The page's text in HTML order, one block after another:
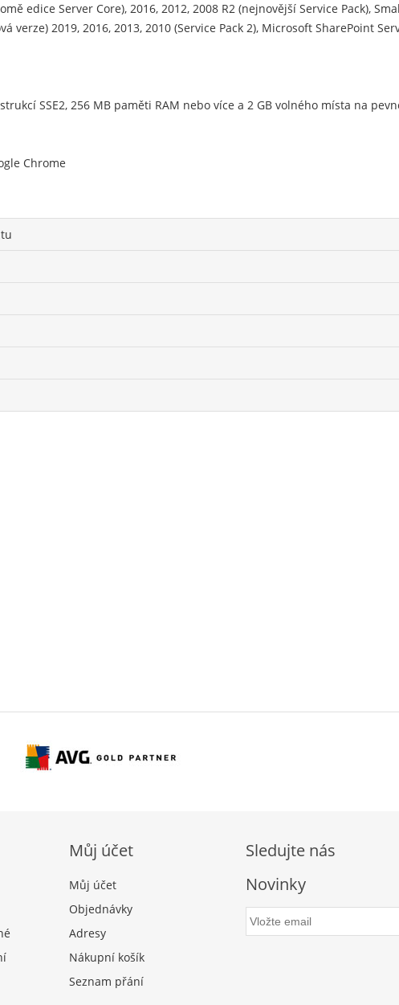
edice Server Core), 2016, 2012, 2008 R2 (nejnovější Service Pack),
verze) 2019, 2016, 2013, 2010 (Service Pack 2), Microsoft SharePoint
SSE2, 256 MB paměti RAM nebo více a 2 GB volného místa na
Chrome
Můj účet
Můj účet
Objednávky
Adresy
Nákupní košík
Seznam přání
Sledujte nás
Novinky